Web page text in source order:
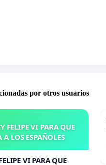
por otros usuarios
FELIPE VI PARA QUE
A LOS ESPAÑOLES
VI PARA QUE